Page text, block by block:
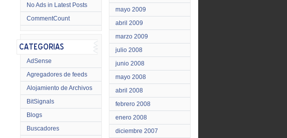
No Ads in Latest Posts
CommentCount
AdSense
Agregadores de feeds
Alojamiento de Archivos
BitSignals
Blogs
Buscadores
mayo 2009
abril 2009
marzo 2009
julio 2008
junio 2008
mayo 2008
abril 2008
febrero 2008
enero 2008
diciembre 2007